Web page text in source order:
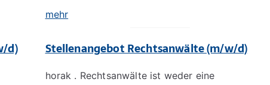
mehr
d) Stellenangebot Rechtsanwälte (m/w/d)
horak . Rechtsanwälte ist weder eine